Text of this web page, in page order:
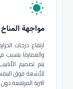
wb_sunny
مواجهة المناخ
ارتفاع درجات
والعمارة) يتسبب
يتم تصميم
للأشعة فوق
التربة المرتفعة